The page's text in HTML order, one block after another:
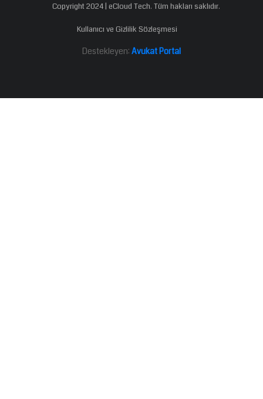
Copyright 2024 | eCloud Tech. Tüm hakları saklıdır.
Kullanıcı ve Gizlilik Sözleşmesi
Destekleyen: Avukat Portal